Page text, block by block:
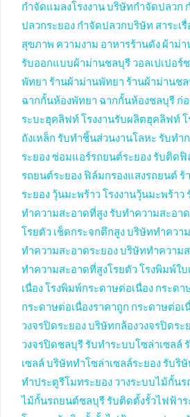
กำจัดแมลงโรงงานบริษัทกำจัดปลวก
ปลวกระยอง กำจัดปลวกบริษัท สาระเ
สุขภาพ ความงาม อาหารร้านดัง ผ้าม่
รับออกแบบผ้าม่านชลบุรี วอลเปเปอร์
พัทยา ร้านผ้าม่านพัทยา ร้านผ้าม่านช
ฉากกั้นห้องพัทยา ฉากกั้นห้องชลบุรี ก่
ระบะฮุคลิฟท์ โรงงานรับผลิตฮุคลิฟท์
ถังเหล็ก รับทำชิ้นส่วนงานโลหะ รับทำ
ระยองซ่อมแอร์รถยนต์ระยอง รับติดฟิ
รถยนต์ระยอง ฟิล์มกรองแสงรถยนต์ ร้
ระยอง วุ้นมะพร้าว โรงงานวุ้นมะพร้าว
ทำความสะอาดที่สูง รับทำความสะอา
โรยตัว เช็ดกระจกตึกสูงบริษัททำควา
ทำความสะอาดระยองบริษัททำความ
ทำความสะอาดที่สูงโรยตัว โรงพิมพ์ใบ
เนื่อง โรงพิมพ์กระดาษต่อเนื่อง กระดา
กระดาษต่อเนื่องราคาถูก กระดาษต่อเ
วงจรปิดระยองบริษัทกล้องวงจรปิดระ
วงจรปิดชลบุรี รับทำระบบโซล่าเซลล์
เซลล์ บริษัททำโซล่าเซลล์ระยอง รับริ
ทำประตูรีโมทระยอง วางระบบไม้กั้น
ไม้กั้นรถยนต์ชลบุรี รับติดตั้งรั้วไฟฟ้าร